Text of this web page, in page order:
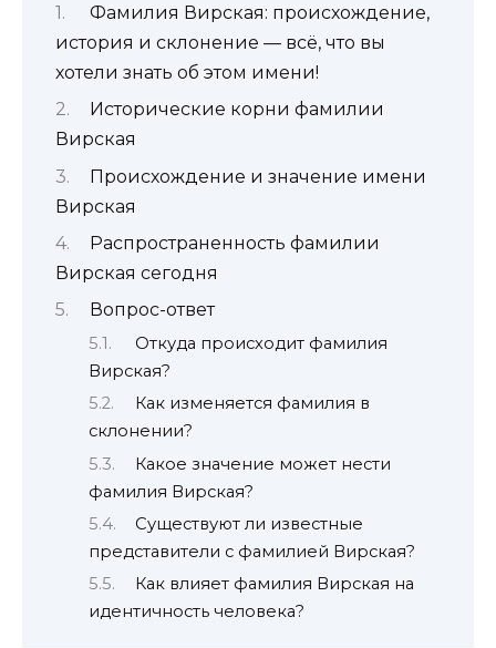
Фамилия Вирская: происхождение,
история и склонение — всё, что вы
хотели знать об этом имени!
Исторические корни фамилии
Вирская
Происхождение и значение имени
Вирская
Распространенность фамилии
Вирская сегодня
Вопрос-ответ
Откуда происходит фамилия
Вирская?
Как изменяется фамилия в
склонении?
Какое значение может нести
фамилия Вирская?
Существуют ли известные
представители с фамилией Вирская?
Как влияет фамилия Вирская на
идентичность человека?